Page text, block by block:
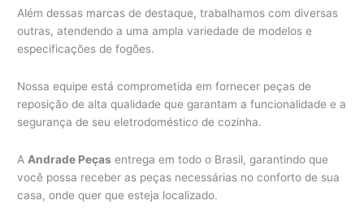
Além dessas marcas de destaque, trabalhamos com diversas
outras, atendendo a uma ampla variedade de modelos e
especificações de fogões.
Nossa equipe está comprometida em fornecer peças de
reposição de alta qualidade que garantam a funcionalidade e a
segurança de seu eletrodoméstico de cozinha.
A Andrade Peças entrega em todo o Brasil, garantindo que
você possa receber as peças necessárias no conforto de sua
casa, onde quer que esteja localizado.